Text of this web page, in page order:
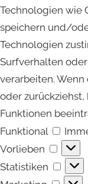
Technologien wie
speichern und/
Technologien
Surfverhalten
verarbeiten.
oder
Funktionen
Funktional
Vorlieben
Statistiken